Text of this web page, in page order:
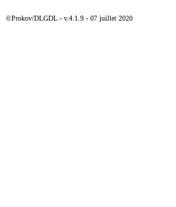
©Prokov/DLGDL - v.4.1.9 - 07 juillet 2020